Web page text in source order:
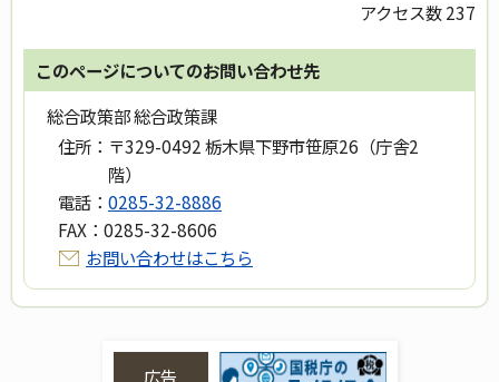
アクセス数237
このページについてのお問い合わせ先
総合政策部 総合政策課
住所： 〒329-0492 栃木県下野市笹原26（庁舎2
階）
電話： 0285-32-8886
FAX： 0285-32-8606
お問い合わせはこちら
広告